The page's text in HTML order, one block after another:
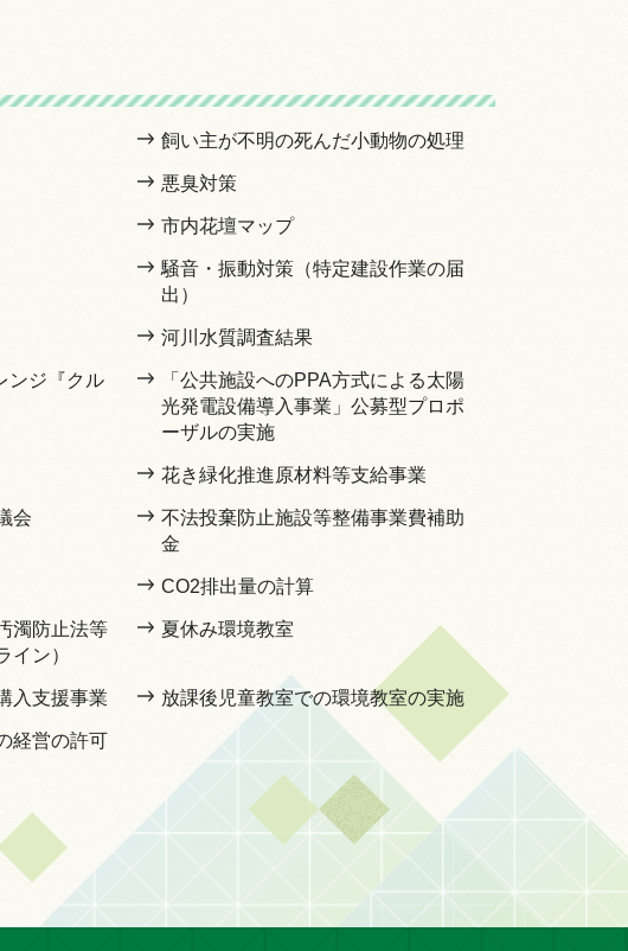
飼い主が不明の死んだ小動物の処理
悪臭対策
市内花壇マップ
騒音・振動対策（特定建設作業の届
出）
河川水質調査結果
ンジ『クル
「公共施設へのPPA方式による太陽
光発電設備導入事業」公募型プロポ
ーザルの実施
花き緑化推進原材料等支給事業
会
不法投棄防止施設等整備事業費補助
金
CO2排出量の計算
濁防止法等
イン）
夏休み環境教室
入支援事業 放課後児童教室での環境教室の実施
経営の許可